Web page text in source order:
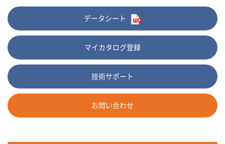
データシート
マイカタログ登録
技術サポート
お問い合わせ